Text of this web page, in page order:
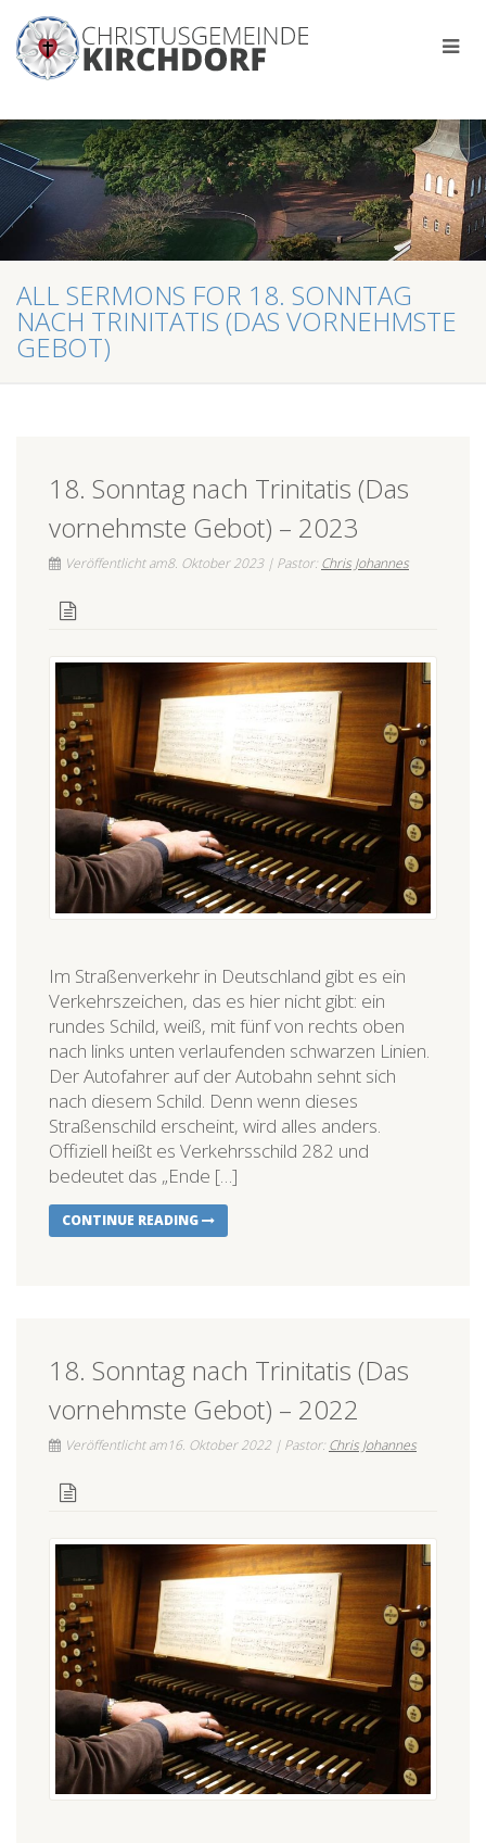
ALL SERMONS FOR 18. SONNTAG
NACH TRINITATIS (DAS VORNEHMSTE
GEBOT)
18. Sonntag nach Trinitatis (Das
vornehmste Gebot) – 2023
Veröffentlicht am8. Oktober 2023 | Pastor: Chris Johannes
Im Straßenverkehr in Deutschland gibt es ein
Verkehrszeichen, das es hier nicht gibt: ein
rundes Schild, weiß, mit fünf von rechts oben
nach links unten verlaufenden schwarzen Linien.
Der Autofahrer auf der Autobahn sehnt sich
nach diesem Schild. Denn wenn dieses
Straßenschild erscheint, wird alles anders.
Offiziell heißt es Verkehrsschild 282 und
bedeutet das „Ende […]
CONTINUE READING
18. Sonntag nach Trinitatis (Das
vornehmste Gebot) – 2022
Veröffentlicht am16. Oktober 2022 | Pastor: Chris Johannes